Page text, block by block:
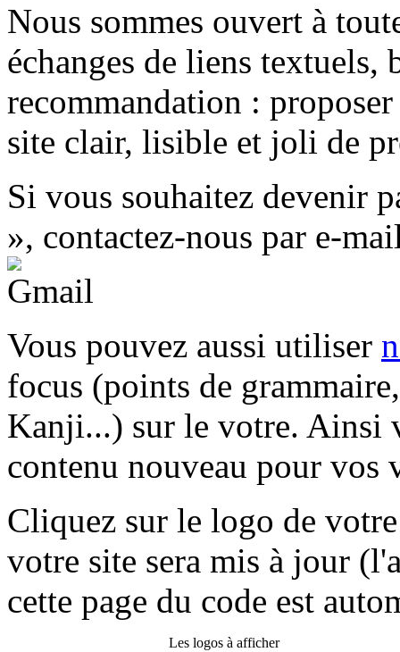
Nous sommes ouvert à
échanges de liens textuels,
recommandation :
site clair, lisible et joli de
Si vous souhaitez devenir
», contactez-nous par e-
Vous pouvez aussi utiliser
focus (points de
Kanji...) sur le votre. Ainsi
contenu nouveau pour vos
Cliquez sur le logo de
votre site sera mis à jour
cette page du code est
Les logos à afficher